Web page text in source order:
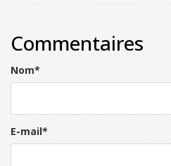
Commentaires
Nom*
E-mail*